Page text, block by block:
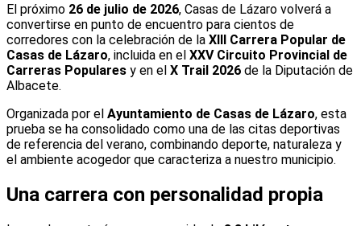
El próximo 26 de julio de 2026, Casas de Lázaro volverá a
convertirse en punto de encuentro para cientos de
corredores con la celebración de la XIII Carrera Popular de
Casas de Lázaro, incluida en el XXV Circuito Provincial de
Carreras Populares y en el X Trail 2026 de la Diputación de
Albacete.
Organizada por el Ayuntamiento de Casas de Lázaro, esta
prueba se ha consolidado como una de las citas deportivas
de referencia del verano, combinando deporte, naturaleza y
el ambiente acogedor que caracteriza a nuestro municipio.
Una carrera con personalidad propia